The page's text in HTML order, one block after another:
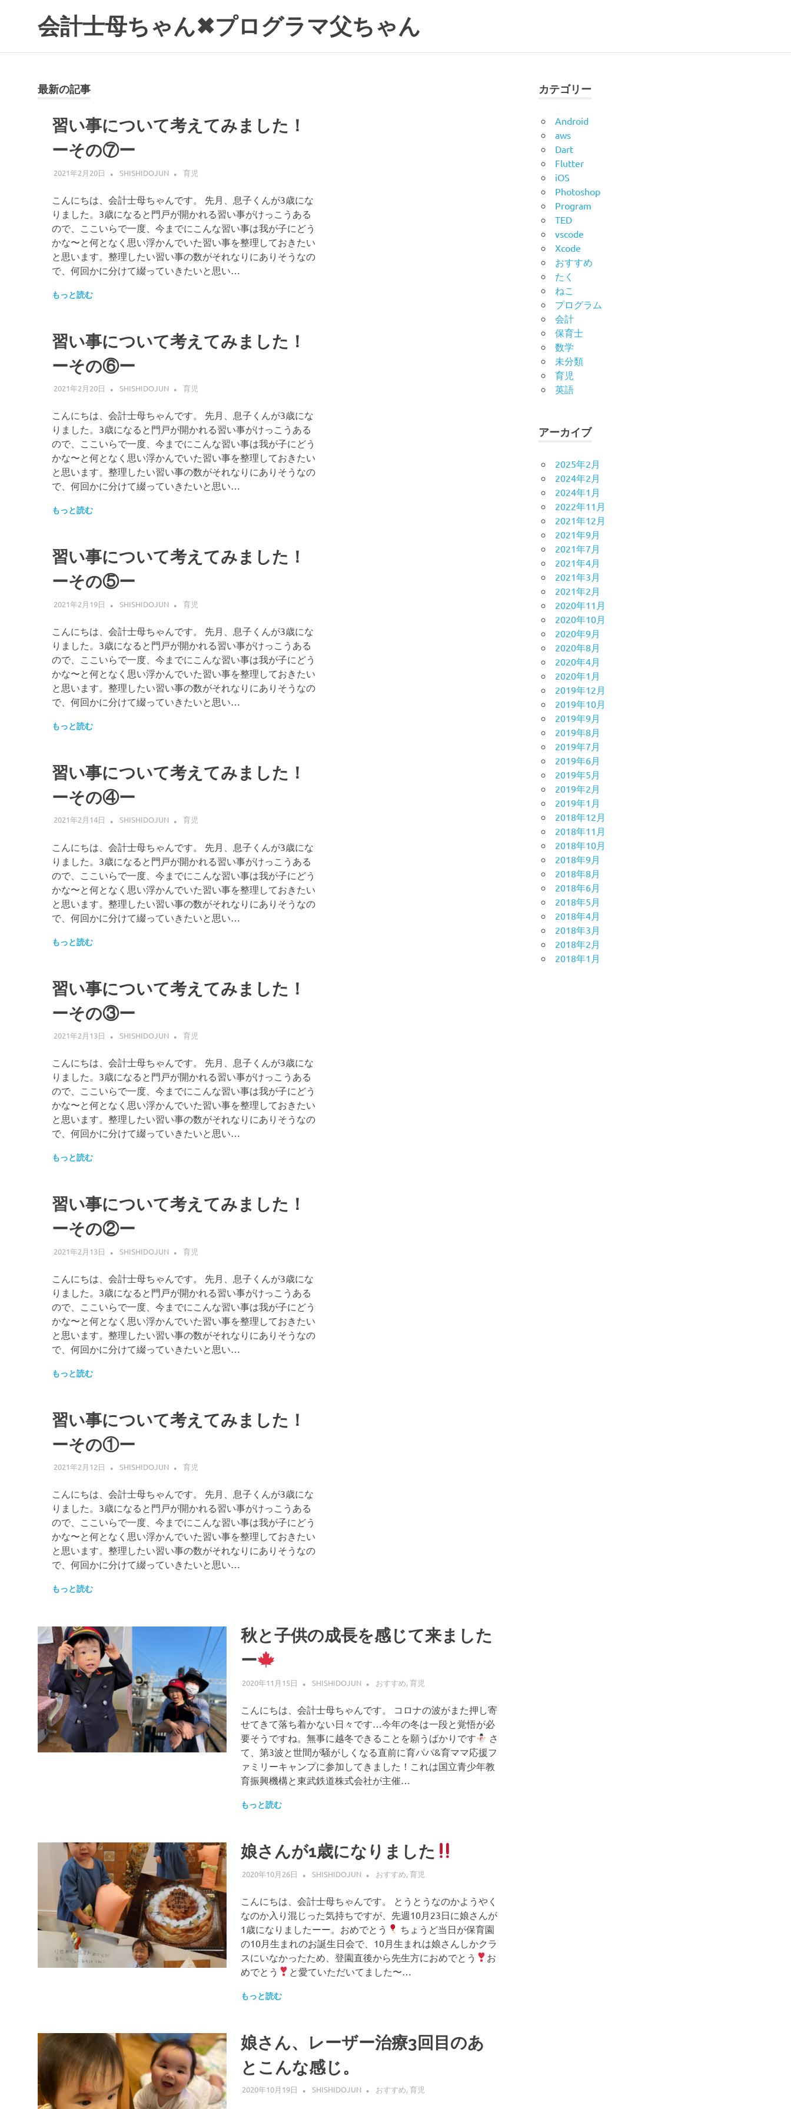
会計士母ちゃん✖プログラマ父ちゃん
最新の記事
習い事について考えてみました！
ーその⑦ー
2021年2月20日 SHISHIDOJUN 育児
こんにちは、会計士母ちゃんです。 先月、息子くんが3歳にな
りました。3歳になると門戸が開かれる習い事がけっこうある
ので、ここいらで一度、今までにこんな習い事は我が子にどう
かな〜と何となく思い浮かんでいた習い事を整理しておきたい
と思います。整理したい習い事の数がそれなりにありそうなの
で、何回かに分けて綴っていきたいと思い…
もっと読む
習い事について考えてみました！
ーその⑥ー
2021年2月20日 SHISHIDOJUN 育児
こんにちは、会計士母ちゃんです。 先月、息子くんが3歳にな
りました。3歳になると門戸が開かれる習い事がけっこうある
ので、ここいらで一度、今までにこんな習い事は我が子にどう
かな〜と何となく思い浮かんでいた習い事を整理しておきたい
と思います。整理したい習い事の数がそれなりにありそうなの
で、何回かに分けて綴っていきたいと思い…
もっと読む
習い事について考えてみました！
ーその⑤ー
2021年2月19日 SHISHIDOJUN 育児
こんにちは、会計士母ちゃんです。 先月、息子くんが3歳にな
りました。3歳になると門戸が開かれる習い事がけっこうある
ので、ここいらで一度、今までにこんな習い事は我が子にどう
かな〜と何となく思い浮かんでいた習い事を整理しておきたい
と思います。整理したい習い事の数がそれなりにありそうなの
で、何回かに分けて綴っていきたいと思い…
もっと読む
習い事について考えてみました！
ーその④ー
2021年2月14日 SHISHIDOJUN 育児
こんにちは、会計士母ちゃんです。 先月、息子くんが3歳にな
りました。3歳になると門戸が開かれる習い事がけっこうある
ので、ここいらで一度、今までにこんな習い事は我が子にどう
かな〜と何となく思い浮かんでいた習い事を整理しておきたい
と思います。整理したい習い事の数がそれなりにありそうなの
で、何回かに分けて綴っていきたいと思い…
もっと読む
習い事について考えてみました！
ーその③ー
2021年2月13日 SHISHIDOJUN 育児
こんにちは、会計士母ちゃんです。 先月、息子くんが3歳にな
りました。3歳になると門戸が開かれる習い事がけっこうある
ので、ここいらで一度、今までにこんな習い事は我が子にどう
かな〜と何となく思い浮かんでいた習い事を整理しておきたい
と思います。整理したい習い事の数がそれなりにありそうなの
で、何回かに分けて綴っていきたいと思い…
もっと読む
習い事について考えてみました！
ーその②ー
2021年2月13日 SHISHIDOJUN 育児
こんにちは、会計士母ちゃんです。 先月、息子くんが3歳にな
りました。3歳になると門戸が開かれる習い事がけっこうある
ので、ここいらで一度、今までにこんな習い事は我が子にどう
かな〜と何となく思い浮かんでいた習い事を整理しておきたい
と思います。整理したい習い事の数がそれなりにありそうなの
で、何回かに分けて綴っていきたいと思い…
もっと読む
習い事について考えてみました！
ーその①ー
2021年2月12日 SHISHIDOJUN 育児
こんにちは、会計士母ちゃんです。 先月、息子くんが3歳にな
りました。3歳になると門戸が開かれる習い事がけっこうある
ので、ここいらで一度、今までにこんな習い事は我が子にどう
かな〜と何となく思い浮かんでいた習い事を整理しておきたい
と思います。整理したい習い事の数がそれなりにありそうなの
で、何回かに分けて綴っていきたいと思い…
もっと読む
秋と子供の成長を感じて来ました
ー
2020年11月15日 SHISHIDOJUN おすすめ,育児
こんにちは、会計士母ちゃんです。 コロナの波がまた押し寄
せてきて落ち着かない日々です…今年の冬は一段と覚悟が必
要そうですね。無事に越冬できることを願うばかりです
さ
て、第3波と世間が騒がしくなる直前に育パパ&育ママ応援フ
ァミリーキャンプに参加してきました！これは国立青少年教
育振興機構と東武鉄道株式会社が主催…
もっと読む
娘さんが1歳になりました
2020年10月26日 SHISHIDOJUN おすすめ,育児
こんにちは、会計士母ちゃんです。 とうとうなのかようやく
なのか入り混じった気持ちですが、先週10月23日に娘さんが
1歳になりましたーー。おめでとう
ちょうど当日が保育園
の10月生まれのお誕生日会で、10月生まれは娘さんしかクラ
スにいなかったため、登園直後から先生方におめでとう
お
めでとう
と愛ていただいてました〜…
もっと読む
娘さん、レーザー治療3回目のあ
とこんな感じ。
2020年10月19日 SHISHIDOJUN おすすめ,育児
カテゴリー
Android
aws
Dart
Flutter
iOS
Photoshop
Program
TED
vscode
Xcode
おすすめ
たく
ねこ
プログラム
会計
保育士
数学
未分類
育児
英語
アーカイブ
2025年2月
2024年2月
2024年1月
2022年11月
2021年12月
2021年9月
2021年7月
2021年4月
2021年3月
2021年2月
2020年11月
2020年10月
2020年9月
2020年8月
2020年4月
2020年1月
2019年12月
2019年10月
2019年9月
2019年8月
2019年7月
2019年6月
2019年5月
2019年2月
2019年1月
2018年12月
2018年11月
2018年10月
2018年9月
2018年8月
2018年6月
2018年5月
2018年4月
2018年3月
2018年2月
2018年1月